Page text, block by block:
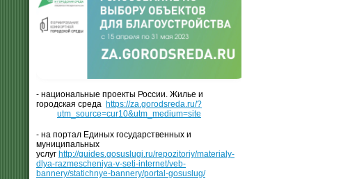
- национальные проекты России. Жилье и
городская среда https://za.gorodsreda.ru/?
utm_source=cur10&utm_medium=site
- на портал Единых государственных и
муниципальных
услуг http://guides.gosuslugi.ru/repozitoriy/materialy-
dlya-razmescheniya-v-seti-internet/veb-
bannery/statichnye-bannery/portal-gosuslug/